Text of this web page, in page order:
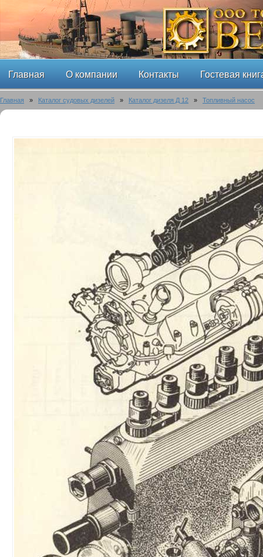
Главная О компании Контакты Гостевая
Главная » Каталог судовых дизелей » Каталог дизеля Д 12 » Топливный насос